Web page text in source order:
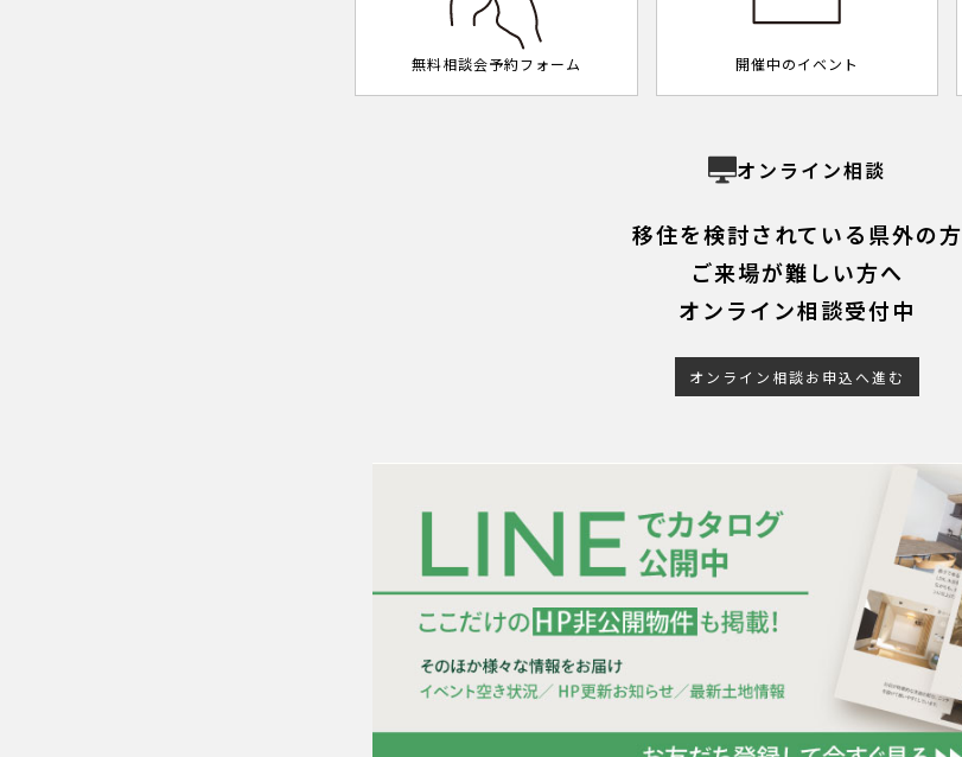
無料相談会予約フォーム 開催中のイベント
オンライン相談
移住を検討されている県外の方
ご来場が難しい方へ
オンライン相談受付中
オンライン相談お申込へ進む